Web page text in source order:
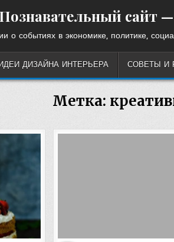
Познавательный сайт
о событиях в экономике, политике,
ДИЗАЙНА ИНТЕРЬЕРА СОВЕТЫ И
Метка: